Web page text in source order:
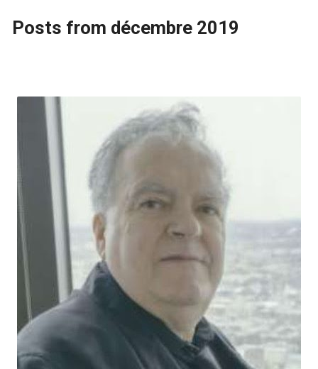
Posts from décembre 2019